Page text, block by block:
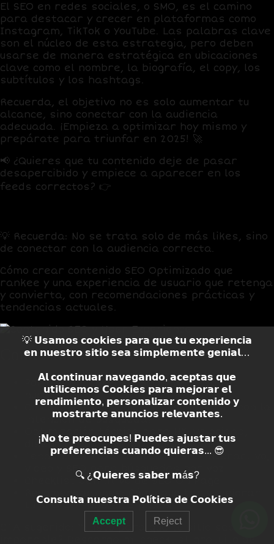
El SEO en redes sociales, o SMO, es el camino
para destacar y crecer en plataformas como
Instagram, TikTok o YouTube. Las palabras clave
son el núcleo de esta estrategia, pero deben
usarse de manera estratégica en ubicaciones
clave como el nombre, la biografía, el copy, los
subtítulos y los hashtags.
Recuerda, el objetivo no es solo aumentar tu
alcance, sino conectar con la audiencia
adecuada. ¡Empieza a optimizar hoy mismo y
prepárate para triunfar en 2025! 🚀
📢 ¿Quieres que tu contenido deje de pasar
desapercibido y empiece a aparecer en los
feeds correctos? 👉
💡 Recuerda: No se trata solo de más likes, sino
de conectar con la audiencia correcta.
Cómo crear contenido SEO Optimizado que
rankee y una experiencia de usuario que retenga
y convierta, con recomendaciones prácticas y
tendencias actuales.
Contenido SEO estructurado
Por qué el contenido SEO y laUXson el
núcleo delSEO On Page moderno?
Cómo crear contenido SEO que cumpla con la
intención de búsqueda?
Optimización técnica para UX: velocidad,
diseño responsive y accesibilidad
Tendencias 2025: Contenido SEO interactivo,
video y SEO para búsquedas por voz
Checklist definitivo de SEO On Page
Recomendaciones: Cómo auditar y mejorar
tu SEO On Page en 5 pasos
: “¿Listo para que tu sitio sea
💡 𝗨𝘀𝗮𝗺𝗼𝘀 𝗰𝗼𝗼𝗸𝗶𝗲𝘀 𝗽𝗮𝗿𝗮 𝗾𝘂𝗲 𝘁𝘂 𝗲𝘅𝗽𝗲𝗿𝗶𝗲𝗻𝗰𝗶𝗮
𝗲𝗻 𝗻𝘂𝗲𝘀𝘁𝗿𝗼 𝘀𝗶𝘁𝗶𝗼 𝘀𝗲𝗮 𝘀𝗶𝗺𝗽𝗹𝗲𝗺𝗲𝗻𝘁𝗲 𝗴𝗲𝗻𝗶𝗮𝗹…
𝗔𝗹 𝗰𝗼𝗻𝘁𝗶𝗻𝘂𝗮𝗿 𝗻𝗮𝘃𝗲𝗴𝗮𝗻𝗱𝗼, 𝗮𝗰𝗲𝗽𝘁𝗮𝘀 𝗾𝘂𝗲
𝘂𝘁𝗶𝗹𝗶𝗰𝗲𝗺𝗼𝘀 𝗖𝗼𝗼𝗸𝗶𝗲𝘀 𝗽𝗮𝗿𝗮 𝗺𝗲𝗷𝗼𝗿𝗮𝗿 𝗲𝗹
𝗿𝗲𝗻𝗱𝗶𝗺𝗶𝗲𝗻𝘁𝗼, 𝗽𝗲𝗿𝘀𝗼𝗻𝗮𝗹𝗶𝘇𝗮𝗿 𝗰𝗼𝗻𝘁𝗲𝗻𝗶𝗱𝗼 𝘆
𝗺𝗼𝘀𝘁𝗿𝗮𝗿𝘁𝗲 𝗮𝗻𝘂𝗻𝗰𝗶𝗼𝘀 𝗿𝗲𝗹𝗲𝘃𝗮𝗻𝘁𝗲𝘀.
¡𝗡𝗼 𝘁𝗲 𝗽𝗿𝗲𝗼𝗰𝘂𝗽𝗲𝘀! 𝗣𝘂𝗲𝗱𝗲𝘀 𝗮𝗷𝘂𝘀𝘁𝗮𝗿 𝘁𝘂𝘀
𝗽𝗿𝗲𝗳𝗲𝗿𝗲𝗻𝗰𝗶𝗮𝘀 𝗰𝘂𝗮𝗻𝗱𝗼 𝗾𝘂𝗶𝗲𝗿𝗮𝘀... 😎
🔍 ¿𝗤𝘂𝗶𝗲𝗿𝗲𝘀 𝘀𝗮𝗯𝗲𝗿 𝗺á𝘀?
𝗖𝗼𝗻𝘀𝘂𝗹𝘁𝗮 𝗻𝘂𝗲𝘀𝘁𝗿𝗮 𝗣𝗼𝗹í𝘁𝗶𝗰𝗮 𝗱𝗲 𝗖𝗼𝗼𝗸𝗶𝗲𝘀
Accept Reject